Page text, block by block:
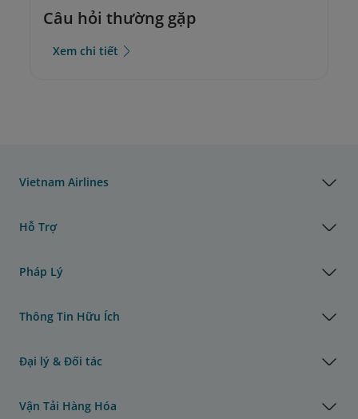
Câu hỏi thường gặp
Xem chi tiết
Vietnam Airlines
Hỗ Trợ
Pháp Lý
Thông Tin Hữu Ích
Đại lý & Đối tác
Vận Tải Hàng Hóa